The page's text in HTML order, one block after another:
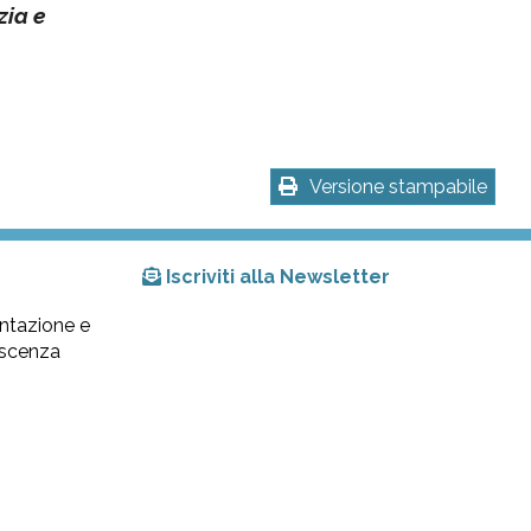
e
Versione stampabile
e
Iscriviti alla Newsletter